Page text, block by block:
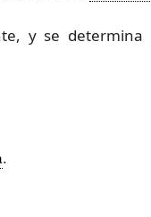
y se
.